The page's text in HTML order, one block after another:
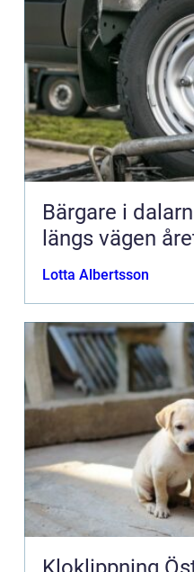
Bärgare i dalarna trygg
längs vägen
Lotta Albertsson